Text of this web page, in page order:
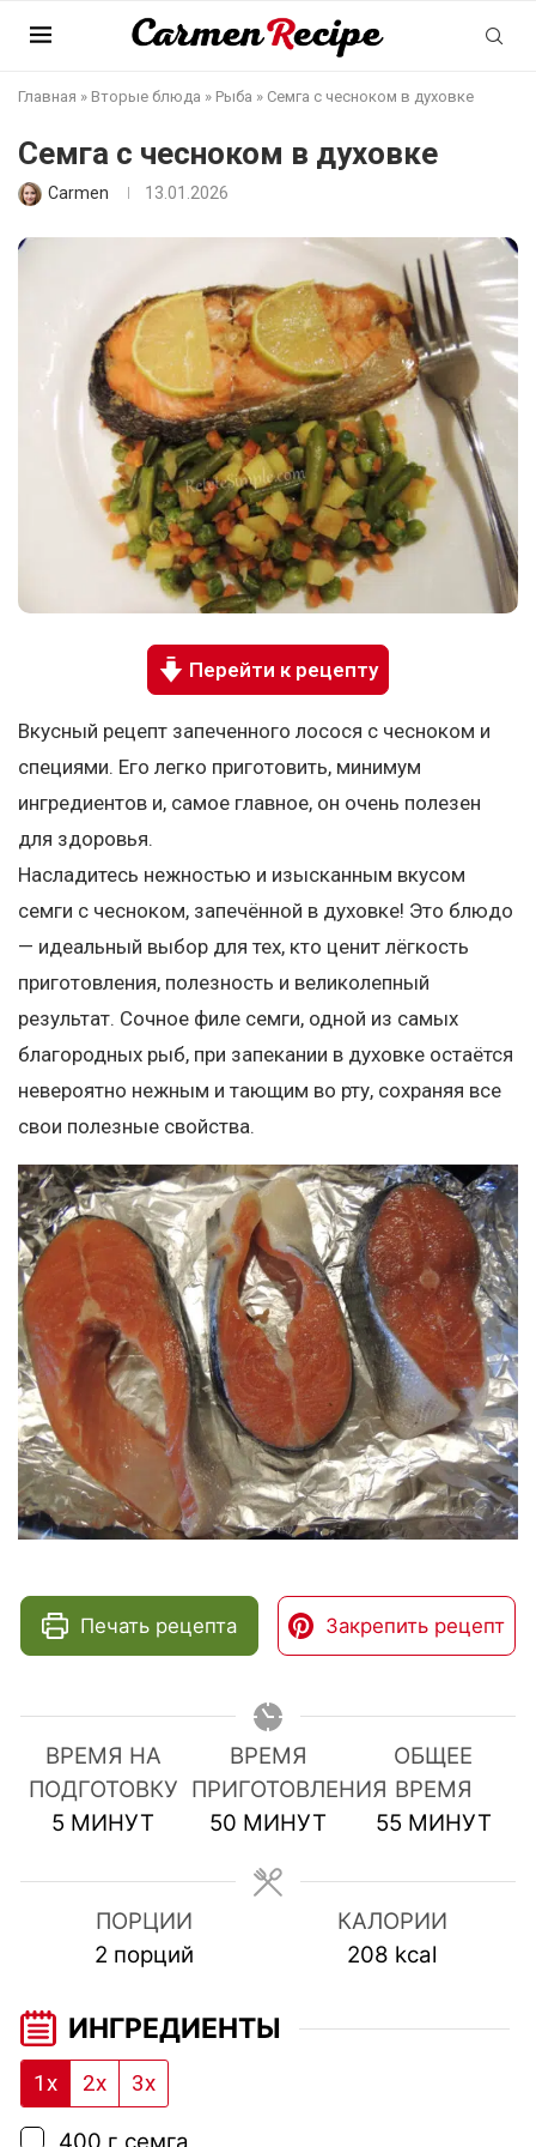
Главная » Вторые блюда » Рыба » Семга с чесноком в духовке
Семга с чесноком в духовке
Carmen 13.01.2026
Перейти к рецепту
Вкусный рецепт запеченного лосося с чесноком и
специями. Его легко приготовить, минимум
ингредиентов и, самое главное, он очень полезен
для здоровья.
Насладитесь нежностью и изысканным вкусом
семги с чесноком, запечённой в духовке! Это блюдо
— идеальный выбор для тех, кто ценит лёгкость
приготовления, полезность и великолепный
результат. Сочное филе семги, одной из самых
благородных рыб, при запекании в духовке остаётся
невероятно нежным и тающим во рту, сохраняя все
свои полезные свойства.
Печать рецепта Закрепить рецепт
ВРЕМЯ НА
ПОДГОТОВКУ
5 МИНУТЫ
МИНУТ
ВРЕМЯ
ПРИГОТОВЛЕНИЯ
50 МИНУТЫ
МИНУТ
ОБЩЕЕ
ВРЕМЯ
55МИНУТЫ
МИНУТ
ПОРЦИИ
2 порций
КАЛОРИИ
208 kcal
ИНГРЕДИЕНТЫ
1x 2x 3x
▢